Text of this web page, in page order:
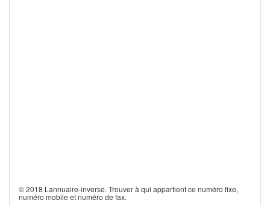
© 2018 Lannuaire-inverse. Trouver à qui appartient ce numéro fixe,
numéro mobile et numéro de fax.